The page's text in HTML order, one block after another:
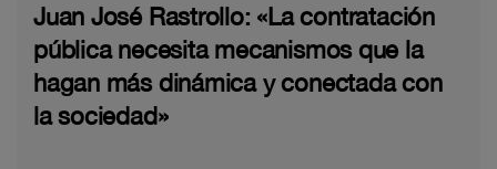
Juan José Rastrollo: «La contratación
pública necesita mecanismos que la
hagan más dinámica y conectada con
la sociedad»